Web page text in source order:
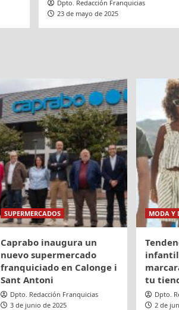
Dpto. Redacción Franquicias
23 de mayo de 2025
SUPERMERCADOS
Caprabo inaugura un
nuevo supermercado
franquiciado en Calonge i
Sant Antoni
Dpto. Redacción Franquicias
3 de junio de 2025
MODA Y
infantil
tu
Dpto.
2 de